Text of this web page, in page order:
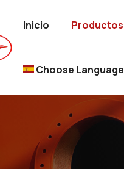
Inicio Productos
Choose Language